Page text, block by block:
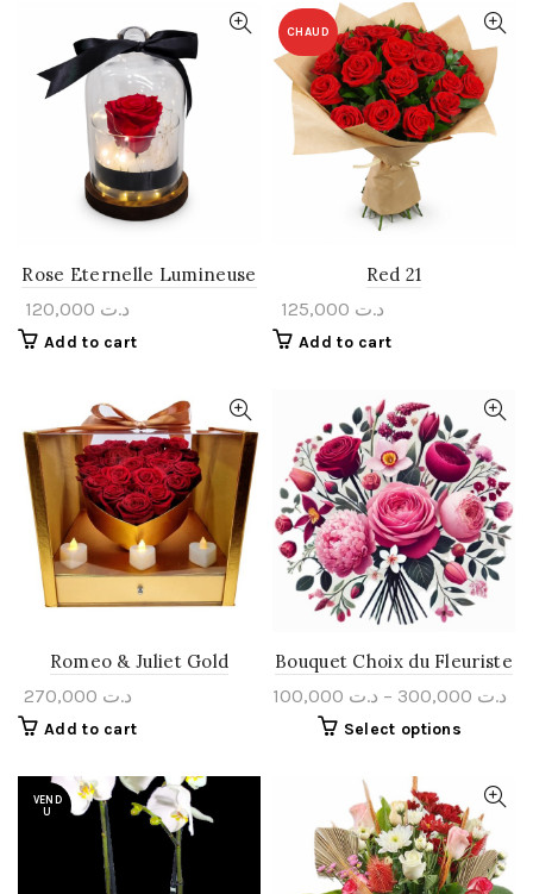
Rose Eternelle Lumineuse
د.ت
Add to cart
CHAUD
Red 21
د.ت
Add to cart
Romeo & Juliet Gold
د.ت
Add to cart
Bouquet Choix du Fleuriste
د.ت – د.ت
Select options
VEND
U